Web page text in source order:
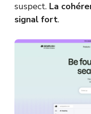
suspect. La
signal fort.